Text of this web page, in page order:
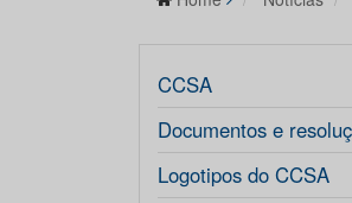
CCSA
Documentos e
Logotipos do CCSA